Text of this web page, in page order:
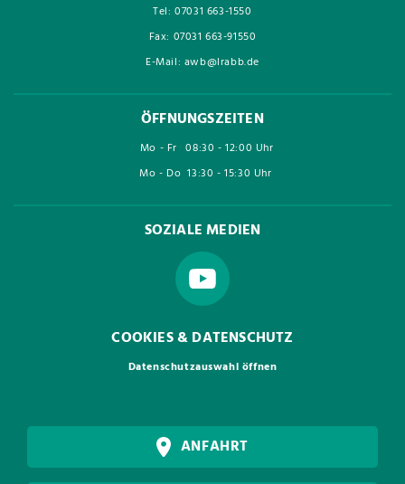
Tel: 07031 663-1550
Fax: 07031 663-91550
E-Mail: awb@lrabb.de
ÖFFNUNGSZEITEN
Mo - Fr 08:30 - 12:00 Uhr
Mo - Do 13:30 - 15:30 Uhr
SOZIALE MEDIEN
COOKIES & DATENSCHUTZ
Datenschutzauswahl öffnen
ANFAHRT